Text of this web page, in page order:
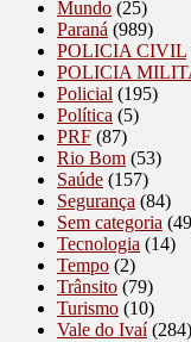
Mundo (25)
Paraná (989)
POLICIA CIVIL
POLICIA
Policial (195)
Política (5)
PRF (87)
Rio Bom (53)
Saúde (157)
Segurança (84)
Sem categoria
Tecnologia (14)
Tempo (2)
Trânsito (79)
Turismo (10)
Vale do Ivaí(284)